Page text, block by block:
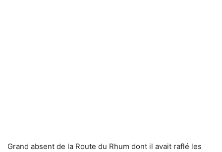
Grand absent de la Route du Rhum dont il avait raflé les